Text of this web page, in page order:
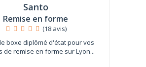
Santo
Remise en forme
(18 avis)
boxe diplômé d'état pour vos
de remise en forme sur Lyon...